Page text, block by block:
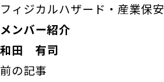
フィジカルハザード・産業保安
メンバー紹介
和田 有司
前の記事